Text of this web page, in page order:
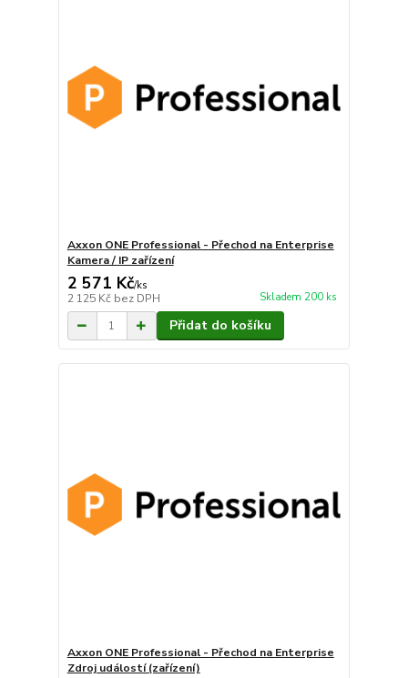
Axxon ONE Professional - Přechod na Enterprise
Kamera / IP zařízení
2 571 Kč/ks
2 125 Kč bez DPH Skladem 200 ks
Přidat do košíku
Axxon ONE Professional - Přechod na Enterprise
Zdroj událostí (zařízení)